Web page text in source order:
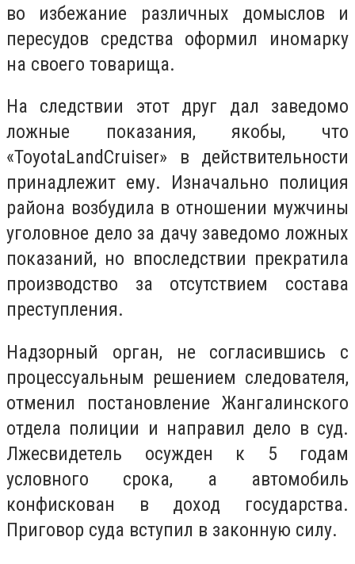
во избежание различных домыслов и
пересудов средства оформил иномарку
на своего товарища.
На следствии этот друг дал заведомо
ложные показания, якобы, что
«ToyotaLandCruiser» в действительности
принадлежит ему. Изначально полиция
района возбудила в отношении мужчины
уголовное дело за дачу заведомо ложных
показаний, но впоследствии прекратила
производство за отсутствием состава
преступления.
Надзорный орган, не согласившись с
процессуальным решением следователя,
отменил постановление Жангалинского
отдела полиции и направил дело в суд.
Лжесвидетель осужден к 5 годам
условного срока, а автомобиль
конфискован в доход государства.
Приговор суда вступил в законную силу.